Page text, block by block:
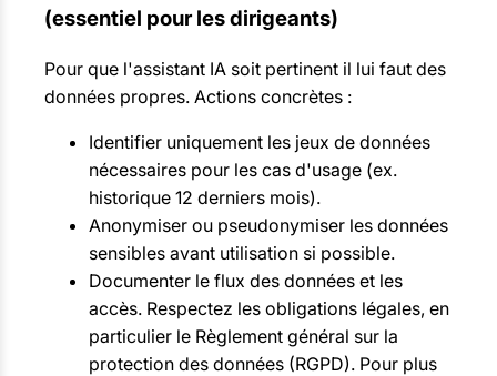
(essentiel pour les dirigeants)
Pour que l'assistant IA soit pertinent il lui faut des
données propres. Actions concrètes :
Identifier uniquement les jeux de données
nécessaires pour les cas d'usage (ex.
historique 12 derniers mois).
Anonymiser ou pseudonymiser les données
sensibles avant utilisation si possible.
Documenter le flux des données et les
accès. Respectez les obligations légales, en
particulier le Règlement général sur la
protection des données (RGPD). Pour plus